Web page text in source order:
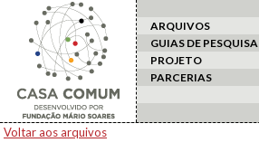
ARQUIVOS
GUIAS DE PESQUISA
PROJETO
PARCERIAS
Voltar aos arquivos